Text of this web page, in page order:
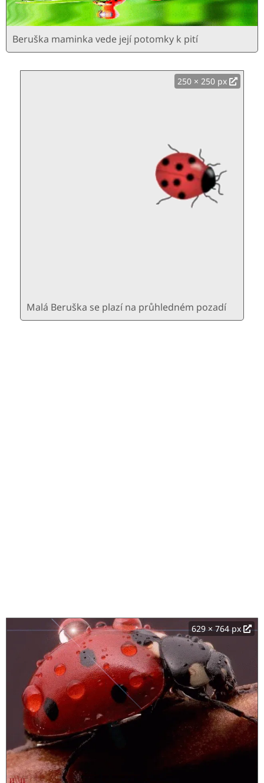
Beruška maminka vede její potomky k pití
250 × 250 px
Malá Beruška se plazí na průhledném pozadí
629 × 764 px